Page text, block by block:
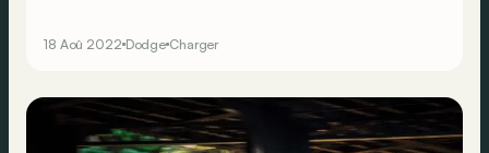
18 Aoû 2022 Dodge Charger